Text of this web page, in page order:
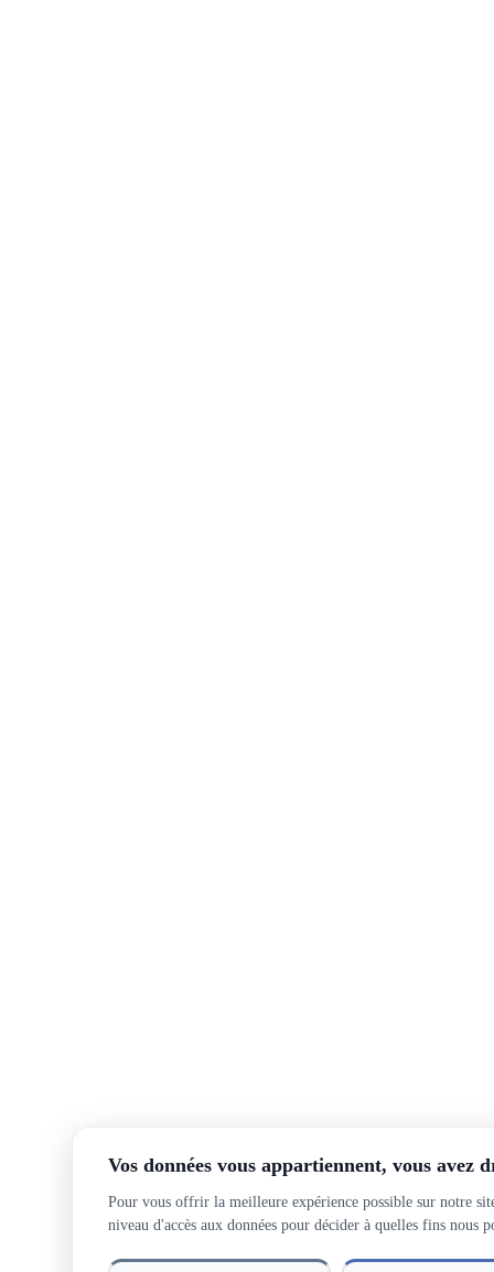
Vos données vous appartiennent, vous
Pour vous offrir la meilleure expérience possible sur notre
niveau d'accès aux données pour décider à quelles fins nous